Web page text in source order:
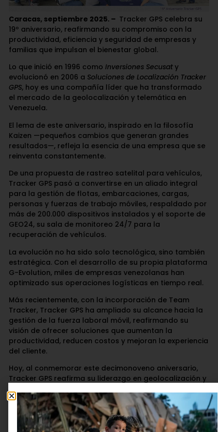
Caracas, septiembre 2025. – Tracker GPS celebra su
19º aniversario, reafirmando su compromiso con la
productividad, eficiencia y seguridad de empresas y
familias que impulsan el bienestar global.
Lo que inició en 1996 como Inversiones Secusaty
evolucionó en 2006 a Soluciones de Localización Tracker
GPS, hoy es una compañía líder que ha transformado
el mercado de la geolocalización y telemática en
Venezuela.
El lema de este aniversario, inspirado en la filosofía
Kaizen —pequeños cambios que generan grandes
resultados—, refleja la esencia de una empresa que se
reinventa constantemente.
De una propuesta de rastreo satelital para vehículos,
Tracker GPS pasó a convertirse en un aliado integral
para la gestión de flotas, embarcaciones, cargas,
personas y fuerzas de trabajo móviles, respaldado por
más de 200.000 dispositivos instalados y el soporte de
GEO24, su sala de monitoreo 24/7 para la
recuperación de vehículos.
La evolución no ha sido solo tecnológica, sino también
estratégica. Con el desarrollo de su propia plataforma
G-Evolution, miles de empresas venezolanas han
optimizado sus operaciones logísticas en tiempo real.
Más recientemente, con la incorporación de Team
Tracker, Tracker GPS ha ampliado su alcance hacia la
gestión de la fuerza laboral móvil, reafirmando su
visión de ofrecer soluciones que aumentan la
productividad, reducen costos y mejoran la experiencia
del cliente.
Hoy, al conmemorar este decimonoveno aniversario,
Tracker GPS reafirma su liderazgo en geolocalización y
Puedes encontrar más información sobre Tracker GPS
en la página web https://www.trackergps.com/ e
Instagram @trackergps.